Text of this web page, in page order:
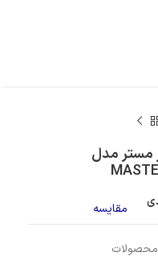
مستر مدل
مقایسه
محصولات